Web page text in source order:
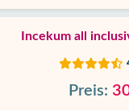
Incekum all
Preis: